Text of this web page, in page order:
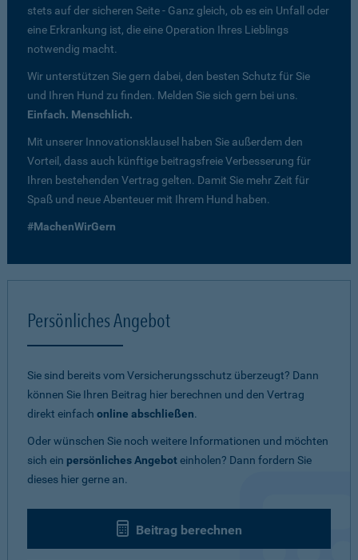
stets auf der sicheren Seite - Ganz gleich, ob es ein Unfall oder
eine Erkrankung ist, die eine Operation Ihres Lieblings
notwendig macht.
Wir unterstützen Sie gern dabei, den besten Schutz für Sie
und Ihren Hund zu finden. Melden Sie sich gern bei uns.
Einfach. Menschlich.
Mit unserer Innovationsklausel haben Sie außerdem den
Vorteil, dass auch künftige beitragsfreie Verbesserung für
Ihren bestehenden Vertrag gelten. Damit Sie mehr Zeit für
Spaß und neue Abenteuer mit Ihrem Hund haben.
#MachenWirGern
Persönliches Angebot
Sie sind bereits vom Versicherungsschutz überzeugt? Dann
können Sie Ihren Beitrag hier berechnen und den Vertrag
direkt einfach online abschließen.
Oder wünschen Sie noch weitere Informationen und möchten
sich ein persönliches Angeboteinholen? Dann fordern Sie
dieses hier gerne an.
Beitrag berechnen